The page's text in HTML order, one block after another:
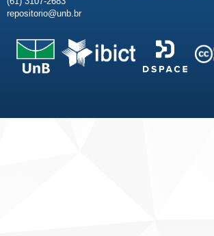
repositorio@unb.br